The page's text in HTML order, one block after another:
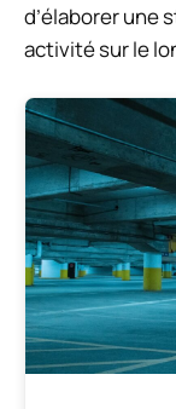
d’élaborer une
activité sur le